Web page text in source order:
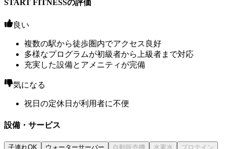
START FITNESSの評価
良い
複数の駅から徒歩圏内でアクセス良好
多様なプログラムが初級者から上級者まで対応
充実した設備とアメニティが完備
気になる
祝日の定休日が利用者に不便
設備・サービス
子連れOK ウォーターサーバー